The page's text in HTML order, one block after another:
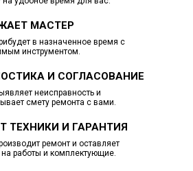
МАСТЕР
в назначенное время с
инструментом.
И СОГЛАСОВАНИЕ
неисправность и
смету ремонта с вами.
ТЕХНИКИ И ГАРАНТИЯ
ремонт и оставляет
на работы и комплектующие.